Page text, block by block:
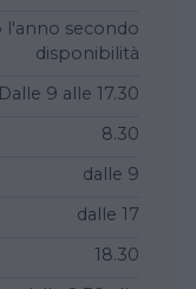
l'anno secondo
disponibilità
Dalle 9 alle 17.30
8.30
dalle 9
dalle 17
18.30